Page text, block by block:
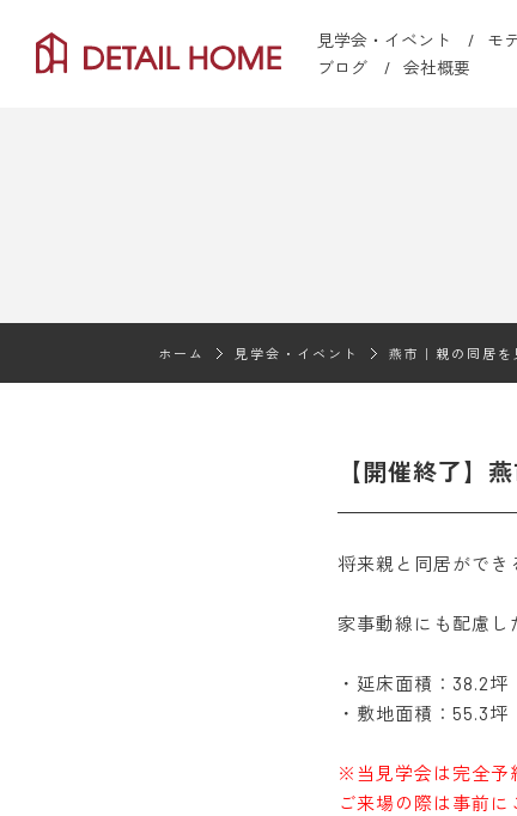
見学会・イベント モ
ブログ
会社概要
ホーム 見学会・イベント 燕市｜親の同居を
【開催終了】
将来親と同居ができ
家事動線にも配慮し
・延床面積：38.2坪
・敷地面積：55.3坪
※当見学会は完全予
ご来場の際は事前